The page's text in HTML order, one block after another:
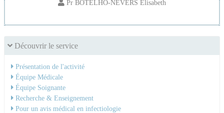
Pr BOTELHO-NEVERS Elisabeth
Découvrir le service
Présentation de l'activité
Équipe Médicale
Équipe Soignante
Recherche & Enseignement
Pour un avis médical en infectiologie